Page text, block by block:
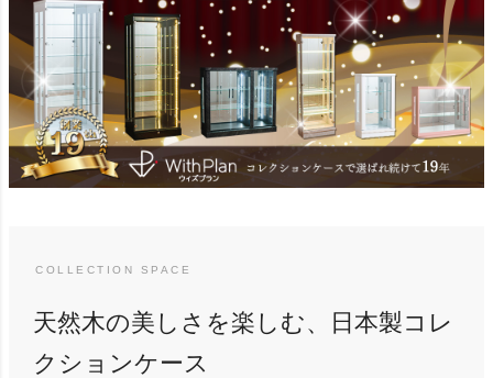
天然木の美しさを楽しむ、日本製コレ
クションケース